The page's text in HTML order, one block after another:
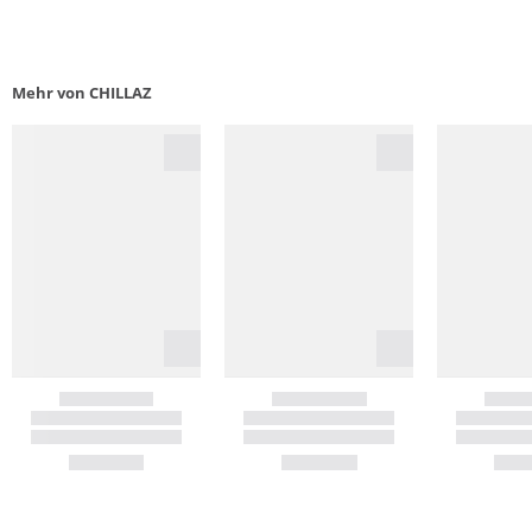
Mehr von CHILLAZ